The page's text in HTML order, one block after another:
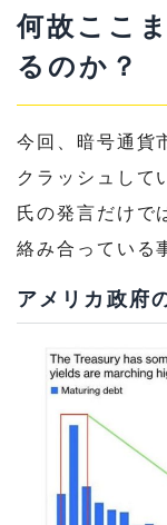
何故ここ
るのか？
今回、暗号通貨
クラッシュして
氏の発言だけで
絡み合っている
アメリカ政府